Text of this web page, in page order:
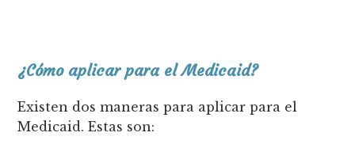
¿Cómo aplicar para el Medicaid?
Existen dos maneras para aplicar para el
Medicaid. Estas son: